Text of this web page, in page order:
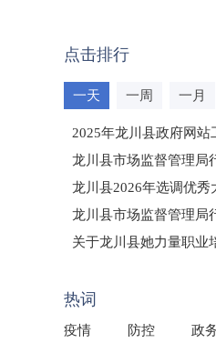
点击排行
一天 一周 一月
2025年龙川县政府网站
龙川县市场监督管理局
龙川县2026年选调优
龙川县市场监督管理局
（龙市监罚送告〔2026
关于龙川县她力量职业
热词
疫情 防控 政